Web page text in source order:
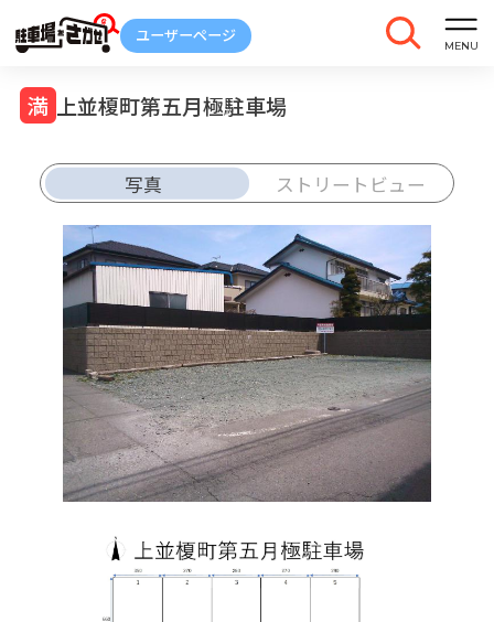
上並榎町第五月極駐車場
写真 ストリートビュー
解約
車庫証明
発行
トラブル
報告
ご契約中の駐車場ページのボタン